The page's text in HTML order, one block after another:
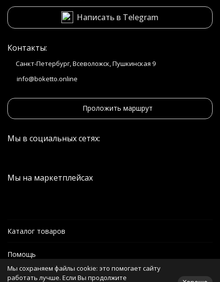
Написать в Telegram
Контакты:
Санкт-Петербург, Всеволожск, Пушкинская 9
info@boketto.online
Проложить маршрут
Мы в социальных сетях:
Мы на маркетплейсах
Каталог товаров
Помощь
Информация
Мы сохраняем файлы cookie: это помогает сайту
работать лучше. Если Вы продолжите